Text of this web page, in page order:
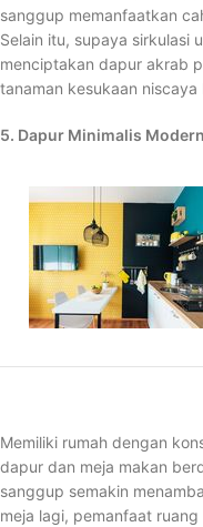
sanggup memanfaatkan
Selain itu, supaya sirkulasi
menciptakan dapur akrab
tanaman kesukaan
5. Dapur Minimalis Modern
Memiliki rumah dengan
dapur dan meja makan
sanggup semakin
meja lagi, pemanfaat